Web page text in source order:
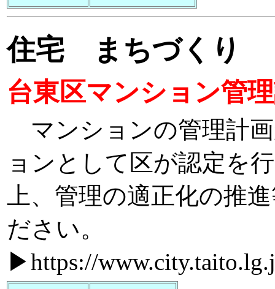
住宅 まちづくり
台東区マンション管
マンションの管理計
ョンとして区が認定を
上、管理の適正化の推
ださい。
▶https://